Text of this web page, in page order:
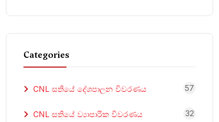
Categories
CNL සතියේ දේශපාලන විවරණය 57
CNL සතියේ ව්‍යාපාරික විවරණය 32